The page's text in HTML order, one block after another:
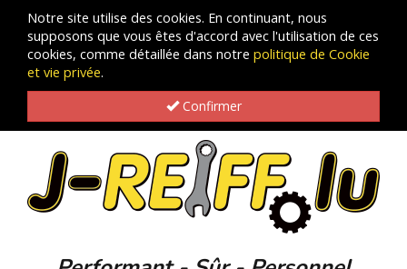
Notre site utilise des cookies. En continuant, nous
supposons que vous êtes d'accord avec l'utilisation de ces
cookies, comme détaillée dans notre politique de Cookie
et vie privée.
Confirmer